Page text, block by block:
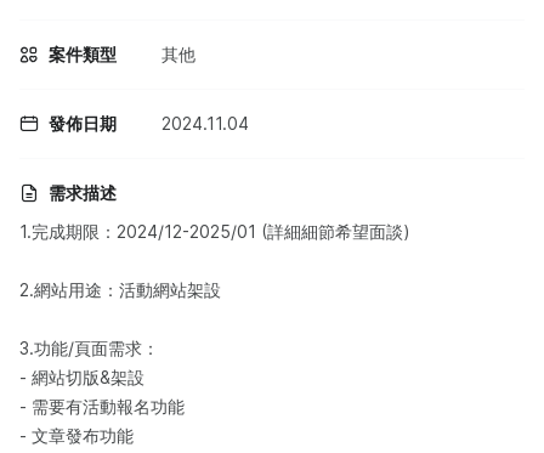
案件類型 其他
發佈日期 2024.11.04
需求描述
1.完成期限：2024/12-2025/01 (詳細細節希望面談)
2.網站用途：活動網站架設
3.功能/頁面需求：
- 網站切版&架設
- 需要有活動報名功能
- 文章發布功能